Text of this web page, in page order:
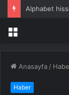
Menü
Anasayfa /
Haber